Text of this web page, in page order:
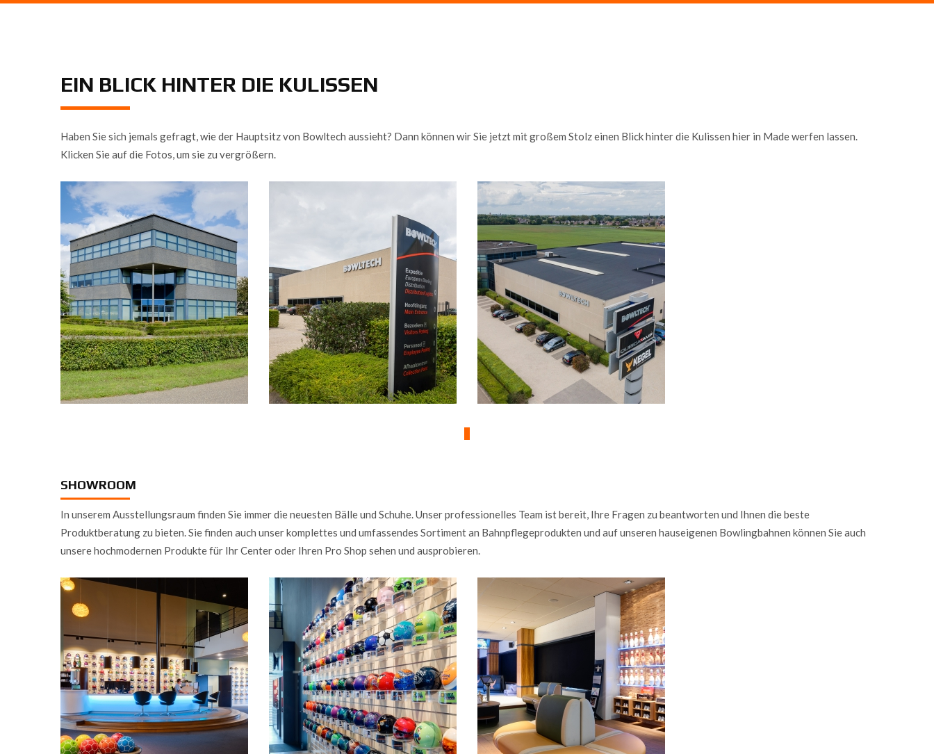
EIN BLICK HINTER DIE KULISSEN
Haben Sie sich jemals gefragt, wie der Hauptsitz von Bowltech aussieht? Dann können wir Sie jetzt mit großem Stolz einen Blick hinter die Kulissen hier in Made werfen lassen.
Klicken Sie auf die Fotos, um sie zu vergrößern.
SHOWROOM
In unserem Ausstellungsraum finden Sie immer die neuesten Bälle und Schuhe. Unser professionelles Team ist bereit, Ihre Fragen zu beantworten und Ihnen die beste
Produktberatung zu bieten. Sie finden auch unser komplettes und umfassendes Sortiment an Bahnpflegeprodukten und auf unseren hauseigenen Bowlingbahnen können Sie auch
unsere hochmodernen Produkte für Ihr Center oder Ihren Pro Shop sehen und ausprobieren.